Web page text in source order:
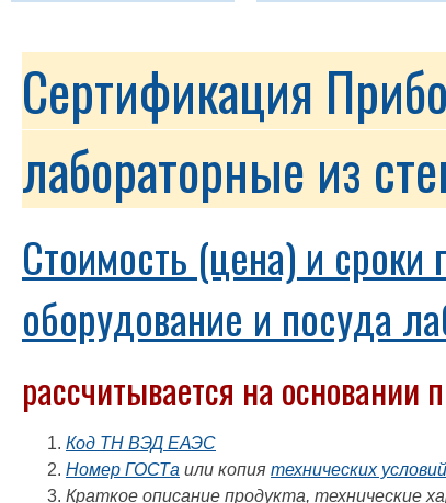
Сертификация
лабораторные из
Cтоимость (цена) и
оборудование и посуда
рассчитывается на
Код ТН ВЭД ЕАЭС
Номер ГОСТа или копия технических условий
Краткое описание продукта, технические